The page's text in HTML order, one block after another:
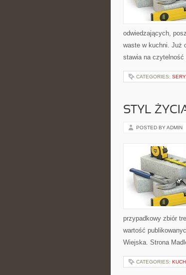
odwiedzających,
waste w kuchni. Już
stawia na czytelność
CATEGORIES:
STYL
POSTED BY ADMIN
przypadkowy zbiór
wartość
Wiejska. Strona
CATEGORIES: